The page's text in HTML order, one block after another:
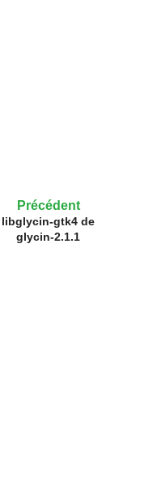
Précédent
libglycin-gtk4 de
glycin-2.1.1